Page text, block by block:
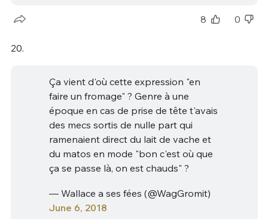
8 0
20.
Ça vient d'où cette expression "en
faire un fromage" ? Genre à une
époque en cas de prise de tête t'avais
des mecs sortis de nulle part qui
ramenaient direct du lait de vache et
du matos en mode "bon c'est où que
ça se passe là, on est chauds" ?
— Wallace a ses fées (@WagGromit)
June 6, 2018